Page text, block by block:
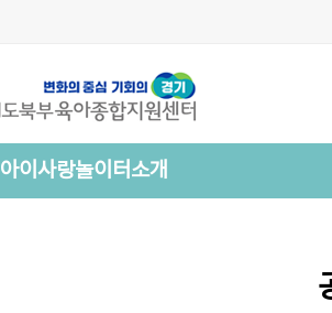
아이사랑놀이터소개